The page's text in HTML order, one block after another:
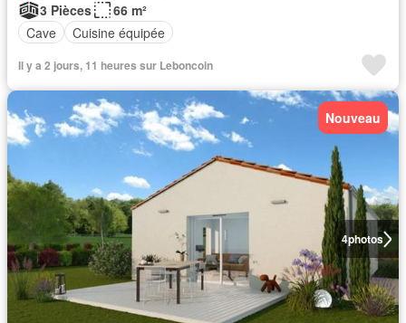
3 Pièces
66 m²
Cave
Cuisine équipée
Il y a 2 jours, 11 heures sur Leboncoin
4photos
Nouveau